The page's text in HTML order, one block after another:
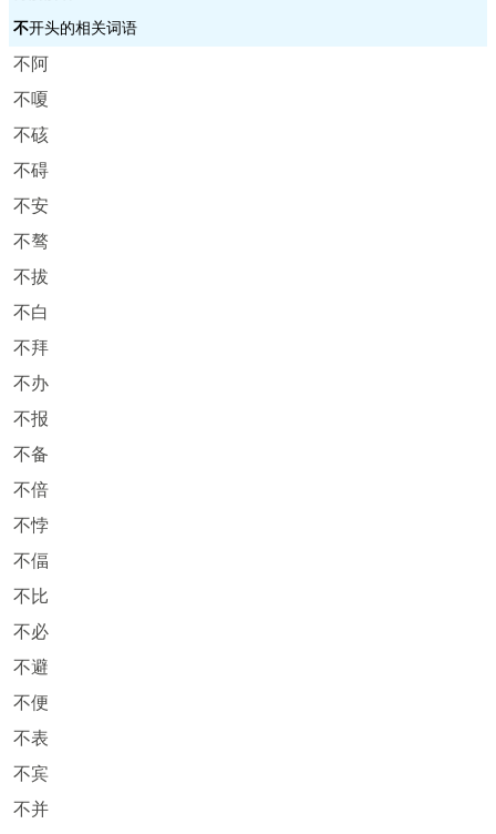
不开头的相关词语
不阿
不嗄
不硋
不碍
不安
不骜
不拔
不白
不拜
不办
不报
不备
不倍
不悖
不偪
不比
不必
不避
不便
不表
不宾
不并